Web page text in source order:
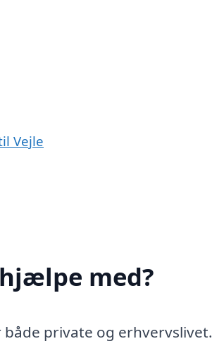
Vejle
med?
private og erhvervslivet.